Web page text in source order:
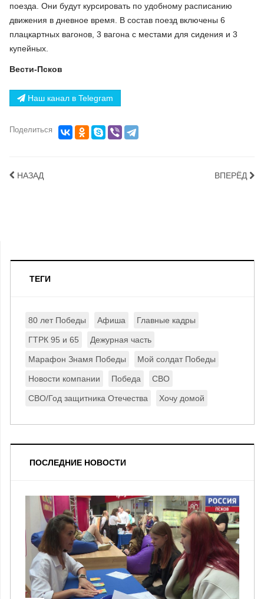
поезда. Они будут курсировать по удобному расписанию
движения в дневное время. В состав поезд включены 6
плацкартных вагонов, 3 вагона с местами для сидения и 3
купейных.
Вести-Псков
Наш канал в Telegram
Поделиться
НАЗАД ВПЕРЁД
ТЕГИ
80 лет Победы Афиша Главные кадры
ГТРК 95 и 65 Дежурная часть
Марафон Знамя Победы Мой солдат Победы
Новости компании Победа СВО
СВО/Год защитника Отечества Хочу домой
ПОСЛЕДНИЕ НОВОСТИ